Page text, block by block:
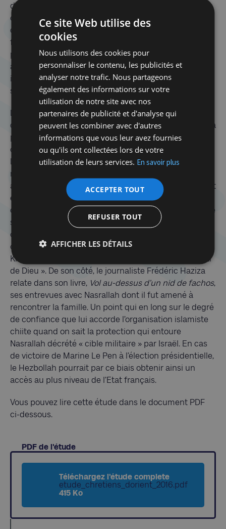
début décembre 2001, il « projetait » une visite des
camps du Hezbollah ainsi qu’une rencontre avec son
dirigeant Hassan Nasrallah. Depuis l’accession de la
fille de Jean-Marie Le Pen à la tête du FN en 2011, la
présence de Chatillon n’a eu de cesse de s’amplifier
au point d’être aujourd’hui récurrente. Officiellement,
il ne serait pour le FN qu’un simple « prestataire de
service ».
Les observateurs un peu trop curieux sont donc priés
d’admettre que son influence politique supposée est à
peu près équivalente à celle de la société d’entretien
chargé de la propreté des locaux du parti de Marine
Le Pen. La publication par le site Reflexesde photos
montrant l’intéressé en présence de Robert Faurisson
avec son ami Axel Loustau, et d’islamistes manifestant
en faveur du Hamas, n’a entraîné aucune
conséquence notable. Parallèlement, Chatillon semble
s’être rapproché avec succès du Hezbollah. Témoin,
cette photo publiée en 2006 par le site « quibla » où
on peut le voir (avec Dieudonné) au côté de Hussein
Khalil un des dirigeants les plus importants du « Parti
de Dieu ». De son côté, le journaliste Frédéric Haziza
relate dans son livre, Vol au-dessus d’un nid de fachos,
ses entrevues avec Nasrallah dont il fut amené à
rencontrer la famille. Un point qui en long sur le degré
de confiance que lui accorde l’organisation islamiste
chiite quand on sait la protection qui entoure
Nasrallah décrété « cible militaire » par Israël. En cas
de victoire de Marine Le Pen à l’élection présidentielle,
le Hezbollah pourrait par ce biais obtenir ainsi un
accès au plus niveau de l’Etat français.
Vous pouvez lire cette étude dans le document PDF
ci-dessous.
PDF de l'étude
Téléchargez l'étude complete
etude_chretiens_dorient_2016.pdf
415 Ko
Ce site Web utilise des
cookies
Nous utilisons des cookies pour
personnaliser le contenu, les publicités et
analyser notre trafic. Nous partageons
également des informations sur votre
utilisation de notre site avec nos
partenaires de publicité et d'analyse qui
peuvent les combiner avec d'autres
informations que vous leur avez fournies
ou qu'ils ont collectées lors de votre
utilisation de leurs services. En savoir plus
ACCEPTER TOUT
REFUSER TOUT
AFFICHER LES DÉTAILS